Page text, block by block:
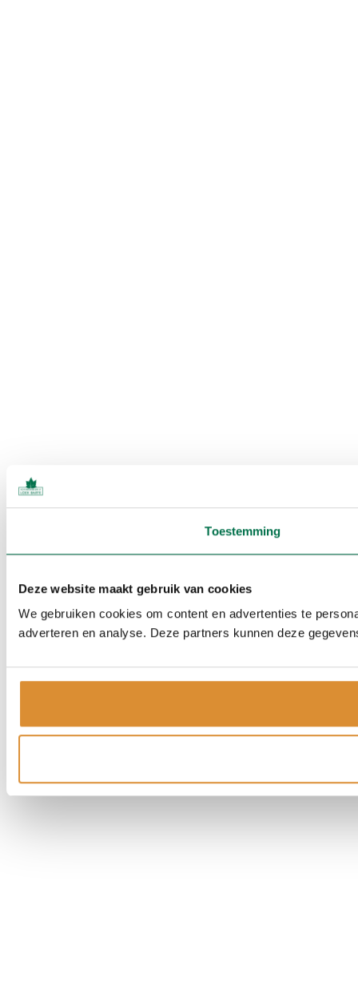
Toestemming
Deze website maakt gebruik van cookies
We gebruiken cookies om content en advertenties te
adverteren en analyse. Deze partners kunnen deze